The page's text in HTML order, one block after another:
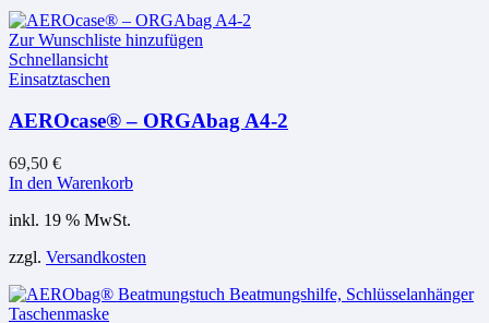
Die
Optionen
Produktseite
Zur Wunschliste hinzufügen
Schnellansicht
Einsatztaschen
AEROcase® – ORGAbag A4-2
69,50 €
In den Warenkorb
inkl. 19 % MwSt.
zzgl. Versandkosten